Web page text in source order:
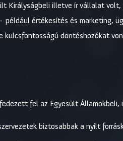
Királyságbeli illetve ír vállalat
értékesítés és marketing,
döntéshozókat
fel az Egyesült
biztosabbak a nyílt